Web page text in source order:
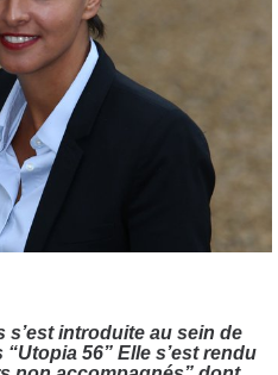
introduite au sein de
56” Elle s’est rendu